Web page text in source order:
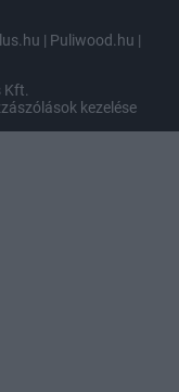
| Puliwood.hu |
kezelése